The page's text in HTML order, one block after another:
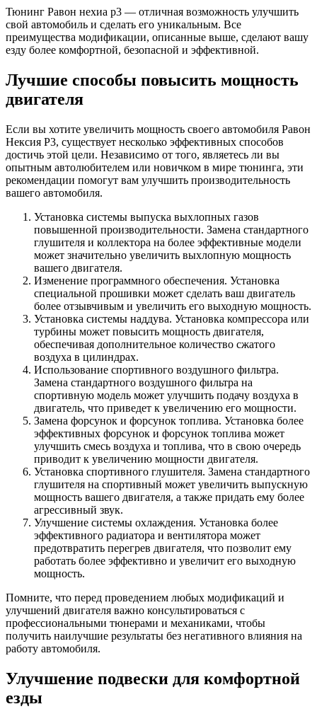
Тюнинг Равон нехиа р3 — отличная возможность улучшить
свой автомобиль и сделать его уникальным. Все
преимущества модификации, описанные выше, сделают вашу
езду более комфортной, безопасной и эффективной.
Лучшие способы повысить мощность
двигателя
Если вы хотите увеличить мощность своего автомобиля Равон
Нексия Р3, существует несколько эффективных способов
достичь этой цели. Независимо от того, являетесь ли вы
опытным автолюбителем или новичком в мире тюнинга, эти
рекомендации помогут вам улучшить производительность
вашего автомобиля.
Установка системы выпуска выхлопных газов
повышенной производительности. Замена стандартного
глушителя и коллектора на более эффективные модели
может значительно увеличить выхлопную мощность
вашего двигателя.
Изменение программного обеспечения. Установка
специальной прошивки может сделать ваш двигатель
более отзывчивым и увеличить его выходную мощность.
Установка системы наддува. Установка компрессора или
турбины может повысить мощность двигателя,
обеспечивая дополнительное количество сжатого
воздуха в цилиндрах.
Использование спортивного воздушного фильтра.
Замена стандартного воздушного фильтра на
спортивную модель может улучшить подачу воздуха в
двигатель, что приведет к увеличению его мощности.
Замена форсунок и форсунок топлива. Установка более
эффективных форсунок и форсунок топлива может
улучшить смесь воздуха и топлива, что в свою очередь
приводит к увеличению мощности двигателя.
Установка спортивного глушителя. Замена стандартного
глушителя на спортивный может увеличить выпускную
мощность вашего двигателя, а также придать ему более
агрессивный звук.
Улучшение системы охлаждения. Установка более
эффективного радиатора и вентилятора может
предотвратить перегрев двигателя, что позволит ему
работать более эффективно и увеличит его выходную
мощность.
Помните, что перед проведением любых модификаций и
улучшений двигателя важно консультироваться с
профессиональными тюнерами и механиками, чтобы
получить наилучшие результаты без негативного влияния на
работу автомобиля.
Улучшение подвески для комфортной
езды